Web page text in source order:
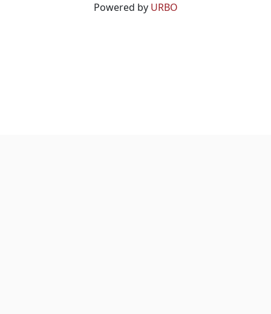
Powered by URBO